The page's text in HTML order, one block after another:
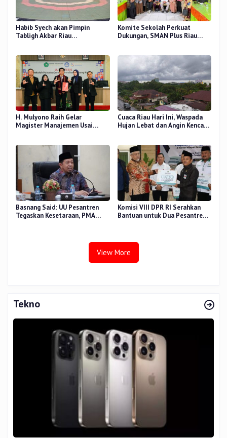
Habib Syech akan Pimpin
Tabligh Akbar Riau
Komite Sekolah Perkuat
Dukungan, SMAN Plus Riau
H. Mulyono Raih Gelar
Magister Manajemen Usai
Cuaca Riau Hari Ini, Waspada
Hujan Lebat dan Angin Kencang
Basnang Said: UU Pesantren
Tegaskan Kesetaraan, PMA
Komisi VIII DPR RI Serahkan
Bantuan untuk Dua Pesantren
View More
Tekno